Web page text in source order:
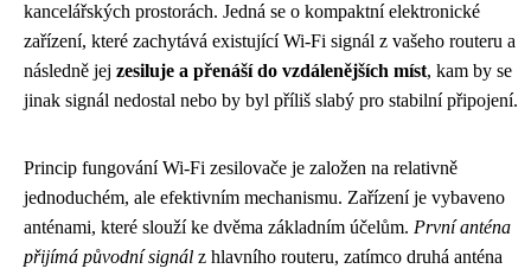
kancelářských prostorách. Jedná se o kompaktní elektronické
zařízení, které zachytává existující Wi-Fi signál z vašeho routeru a
následně jej zesiluje a přenáší do vzdálenějších míst, kam by se
jinak signál nedostal nebo by byl příliš slabý pro stabilní připojení.
Princip fungování Wi-Fi zesilovače je založen na relativně
jednoduchém, ale efektivním mechanismu. Zařízení je vybaveno
anténami, které slouží ke dvěma základním účelům. První anténa
přijímá původní signál z hlavního routeru, zatímco druhá anténa